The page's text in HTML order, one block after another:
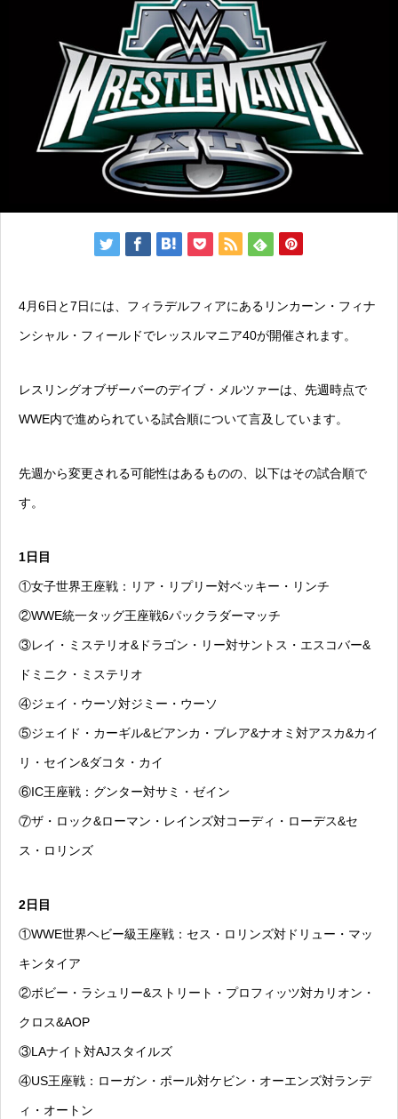
4月6日と7日には、フィラデルフィアにあるリンカーン・フィナ
ンシャル・フィールドでレッスルマニア40が開催されます。
レスリングオブザーバーのデイブ・メルツァーは、先週時点で
WWE内で進められている試合順について言及しています。
先週から変更される可能性はあるものの、以下はその試合順で
す。
1日目
①女子世界王座戦：リア・リプリー対ベッキー・リンチ
②WWE統一タッグ王座戦6パックラダーマッチ
③レイ・ミステリオ&ドラゴン・リー対サントス・エスコバー&
ドミニク・ミステリオ
④ジェイ・ウーソ対ジミー・ウーソ
⑤ジェイド・カーギル&ビアンカ・ブレア&ナオミ対アスカ&カイ
リ・セイン&ダコタ・カイ
⑥IC王座戦：グンター対サミ・ゼイン
⑦ザ・ロック&ローマン・レインズ対コーディ・ローデス&セ
ス・ロリンズ
2日目
①WWE世界ヘビー級王座戦：セス・ロリンズ対ドリュー・マッ
キンタイア
②ボビー・ラシュリー&ストリート・プロフィッツ対カリオン・
クロス&AOP
③LAナイト対AJスタイルズ
④US王座戦：ローガン・ポール対ケビン・オーエンズ対ランデ
ィ・オートン